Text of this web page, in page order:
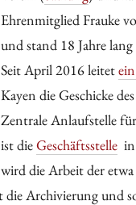
Ehrenmitglied Frauke
und stand 18 Jahre
Seit April 2016 leitet
Kayen die Geschicke
Zentrale Anlaufstelle
ist dieGeschäftsstelle
wird die Arbeit der
Archivierung und